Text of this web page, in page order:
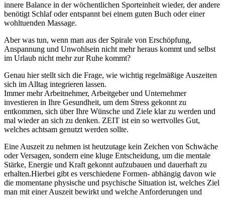
innere Balance in der wöchentlichen Sporteinheit wieder, der andere
benötigt Schlaf oder entspannt bei einem guten Buch oder einer
wohltuenden Massage.
Aber was tun, wenn man aus der Spirale von Erschöpfung,
Anspannung und Unwohlsein nicht mehr heraus kommt und selbst
im Urlaub nicht mehr zur Ruhe kommt?
Genau hier stellt sich die Frage, wie wichtig regelmäßige Auszeiten
sich im Alltag integrieren lassen.
Immer mehr Arbeitnehmer, Arbeitgeber und Unternehmer
investieren in Ihre Gesundheit, um dem Stress gekonnt zu
entkommen, sich über Ihre Wünsche und Ziele klar zu werden und
mal wieder an sich zu denken. ZEIT ist ein so wertvolles Gut,
welches achtsam genutzt werden sollte.
Eine Auszeit zu nehmen ist heutzutage kein Zeichen von Schwäche
oder Versagen, sondern eine kluge Entscheidung, um die mentale
Stärke, Energie und Kraft gekonnt aufzubauen und dauerhaft zu
erhalten.Hierbei gibt es verschiedene Formen- abhängig davon wie
die momentane physische und psychische Situation ist, welches Ziel
man mit einer Auszeit bewirkt und welche Anforderungen und